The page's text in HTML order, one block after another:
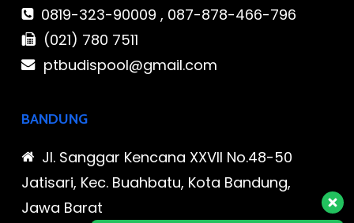
0819-323-90009 , 087-878-466-796
(021) 780 7511
ptbudispool@gmail.com
BANDUNG
Jl. Sanggar Kencana XXVII No.48-50
Jatisari, Kec. Buahbatu, Kota Bandung,
Jawa Barat